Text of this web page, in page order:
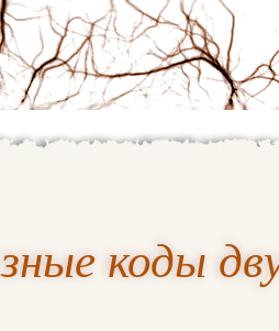
коды